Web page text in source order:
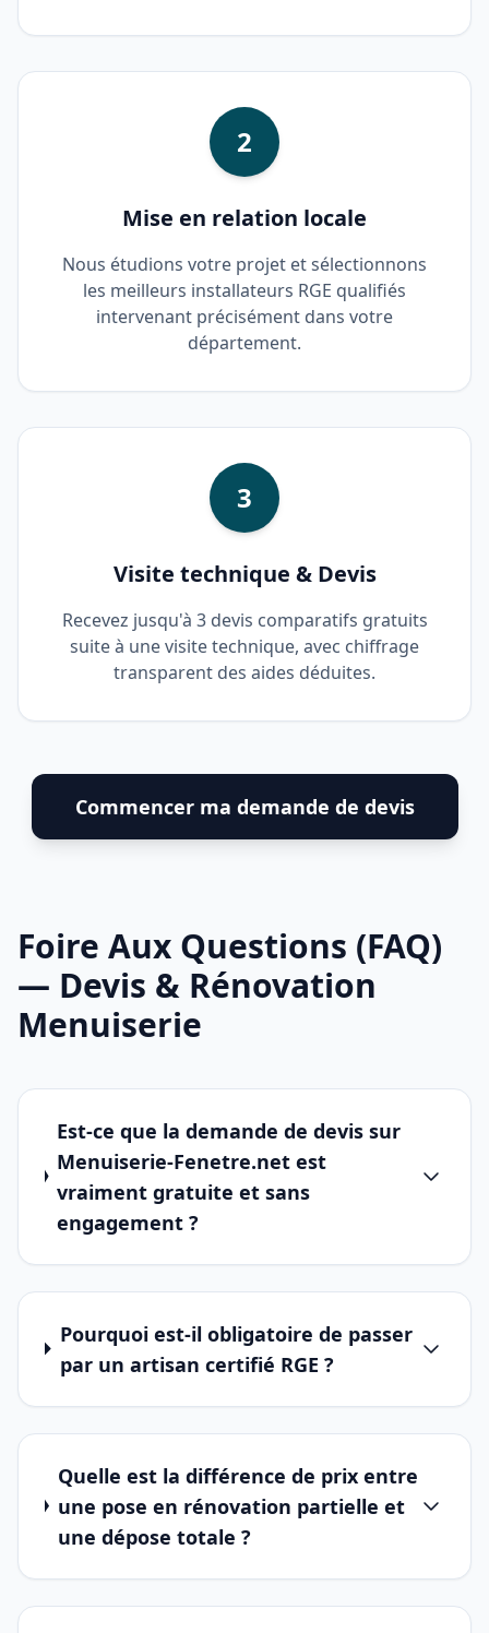
2
Mise en relation locale
Nous étudions votre projet et sélectionnons
les meilleurs installateurs RGE qualifiés
intervenant précisément dans votre
département.
3
Visite technique & Devis
Recevez jusqu'à 3 devis comparatifs gratuits
suite à une visite technique, avec chiffrage
transparent des aides déduites.
Commencer ma demande de devis
Foire Aux Questions (FAQ)
— Devis & Rénovation
Menuiserie
Est-ce que la demande de devis sur
Menuiserie-Fenetre.net est
vraiment gratuite et sans
engagement ?
Pourquoi est-il obligatoire de passer
par un artisan certifié RGE ?
Quelle est la différence de prix entre
une pose en rénovation partielle et
une dépose totale ?